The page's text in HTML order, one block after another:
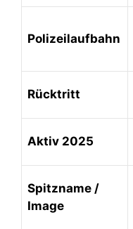
Polizeilaufbahn
Rücktritt
Aktiv 2025
Spitzname /
Image